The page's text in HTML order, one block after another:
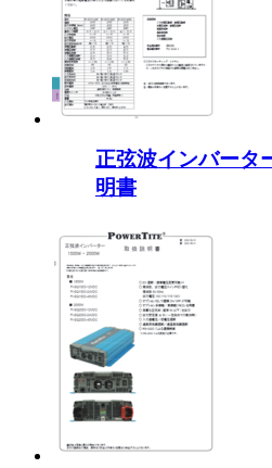
正弦波インバータ
明書